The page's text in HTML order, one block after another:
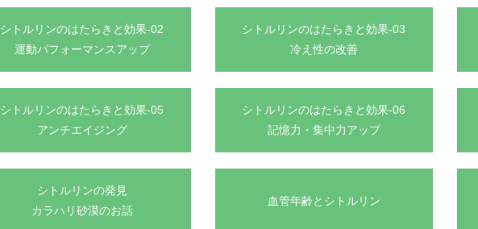
シトルリンのはたらきと効果-02
運動パフォーマンスアップ
シトルリンのはたらきと効果-03
冷え性の改善
シトルリンのはたらきと効果-05
アンチエイジング
シトルリンのはたらきと効果-06
記憶力・集中力アップ
シトルリンの発見
カラハリ砂漠のお話
血管年齢とシトルリン